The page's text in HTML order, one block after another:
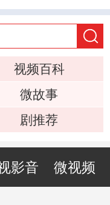
视频百科
微故事
剧推荐
影音 微视频